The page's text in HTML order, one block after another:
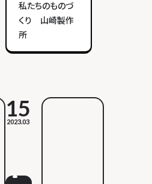
私たちのものづ
くり 山崎製作
所
15
2023.03